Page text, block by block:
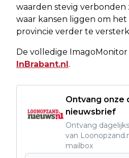
waarden stevig verbonden
waar kansen liggen om het
provincie verder te
De volledige ImagoMonitor
InBrabant.nl.
Ontvang onze
nieuwsbrief
Ontvang
van
mailbox